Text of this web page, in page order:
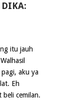
DIKA:
itu jauh
aku ya
Eh
beli cemilan.